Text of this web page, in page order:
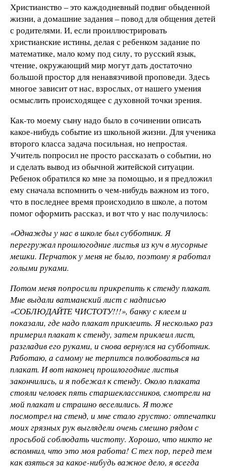
Христианство – это каждодневный подвиг обыденной
жизни, а домашние задания – повод для общения детей
с родителями. И, если проиллюстрировать
христианские истины, делая с ребенком задание по
математике, мало кому под силу, то русский язык,
чтение, окружающий мир могут дать достаточно
большой простор для ненавязчивой проповеди. Здесь
многое зависит от нас, взрослых, от нашего умения
осмыслить происходящее с духовной точки зрения.
Как-то моему сыну надо было в сочинении описать
какое-нибудь событие из школьной жизни. Для ученика
второго класса задача посильная, но непростая.
Учитель попросил не просто рассказать о событии, но
и сделать вывод из обычной житейской ситуации.
Ребенок обратился ко мне за помощью, и я предложил
ему сначала вспомнить о чем-нибудь важном из того,
что в последнее время происходило в школе, а потом
помог оформить рассказ, и вот что у нас получилось:
«Однажды у нас в школе был субботник. Я
перегружал прошлогодние листья из куч в мусорные
мешки. Перчаток у меня не было, поэтому я работал
голыми руками.
Потом меня попросили прикрепить к стенду плакат.
Мне выдали ватманский лист с надписью
«СОБЛЮДАЙТЕ ЧИСТОТУ!!!», банку с клеем и
показали, где надо плакат приклеить. Я несколько раз
примерил плакат к стенду, затем приклеил лист,
разгладив его руками, и снова вернулся на субботник.
Работаю, а самому не терпится полюбоваться на
плакат. И вот наконец прошлогодние листья
закончились, и я побежал к стенду. Около плаката
стояли человек пять старшеклассников, смотрели на
мой плакат и страшно веселились. Я тоже
посмотрел на стенд, и мне стало грустно: отпечатки
моих грязных рук выглядели очень смешно рядом с
просьбой соблюдать чистоту. Хорошо, что никто не
вспомнил, что это моя работа! С тех пор, перед тем
как взяться за какое-нибудь важное дело, я всегда